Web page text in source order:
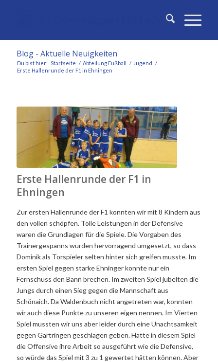
Blog - Aktuelle Neuigkeiten
Du bist hier: Startseite / Abteilung Fußball / Jugend /
Erste Hallenrunde der F1 in Ehningen
Erste Hallenrunde der F1 in
Ehningen
Zur ersten Hallenrunde der F1 konnten wir mit 8 Kindern aus
den vollen schöpfen. Tolle Leistungen in der Defensive
waren die Grundlagen für die Spiele. Die Vorgaben des
Trainergespanns wurden hervorragend umgesetzt, so dass
Dominik als Torspieler selten hinter sich greifen musste. Im
ersten Spiel gegen starke Ehninger konnte nur ein
Fernschuss den Bann brechen. Im zweiten Spiel jubelten die
Jungs durch einen Sieg gegen die Mannschaft aus
Schönaich. Da Waldenbuch nicht angetreten war, konnten
wir auch diese Punkte zu unseren eigen nennen. Im Vierten
Spiel mussten wir uns aber leider durch eine Unachtsamkeit
gegen Gärtringen geschlagen geben. Hätte in diesem Spiel
die Offensive ihre Arbeit so ausgeführt wie die Defensive,
so würde das Spiel mit 3 zu 1 gewertet hätten können. Aber